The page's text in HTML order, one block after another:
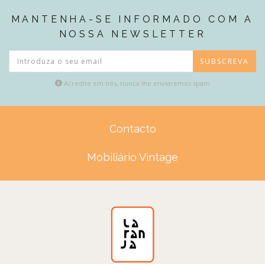
MANTENHA-SE INFORMADO COM A
NOSSA NEWSLETTER
SUBSCREVA
Acredite em nós, nunca lhe enviaremos spam
Contacto
Mobiliário Vintage